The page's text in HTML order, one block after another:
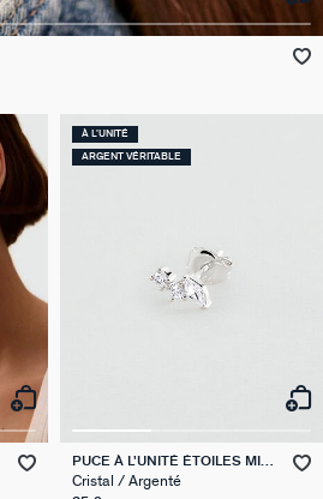
À L'UNITÉ
ARGENT VÉRITABLE
PUCE À L'UNITÉ ÉTOILES MIX
& MATCH
Cristal / Argenté